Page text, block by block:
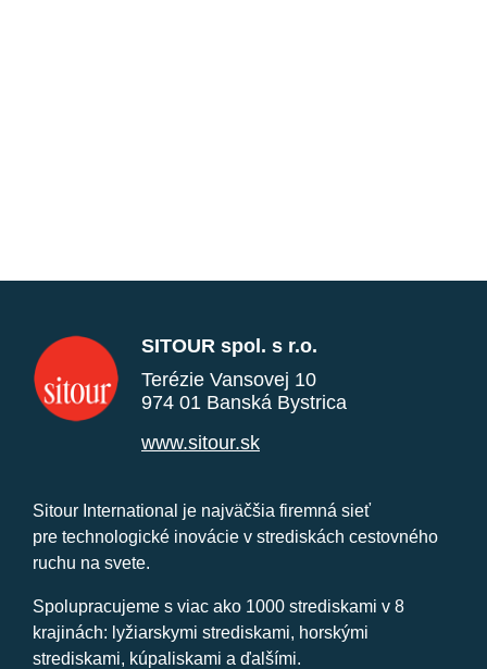
SITOUR spol. s r.o.
Terézie Vansovej 10
974 01 Banská Bystrica
www.sitour.sk
Sitour International je najväčšia firemná sieť
pre technologické inovácie v strediskách cestovného
ruchu na svete.
Spolupracujeme s viac ako 1000 strediskami v 8
krajinách: lyžiarskymi strediskami, horskými
strediskami, kúpaliskami a ďalšími.